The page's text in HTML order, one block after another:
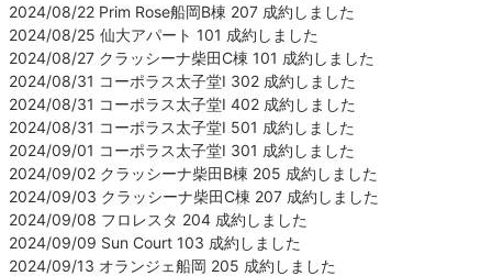
2024/08/22 Prim Rose船岡B棟 207 成約しました
2024/08/25 仙大アパート 101 成約しました
2024/08/27 クラッシーナ柴田C棟 101 成約しました
2024/08/31 コーポラス太子堂Ⅰ 302 成約しました
2024/08/31 コーポラス太子堂Ⅰ 402 成約しました
2024/08/31 コーポラス太子堂Ⅰ 501 成約しました
2024/09/01 コーポラス太子堂Ⅰ 301 成約しました
2024/09/02 クラッシーナ柴田B棟 205 成約しました
2024/09/03 クラッシーナ柴田C棟 207 成約しました
2024/09/08 フロレスタ 204 成約しました
2024/09/09 Sun Court 103 成約しました
2024/09/13 オランジェ船岡 205 成約しました